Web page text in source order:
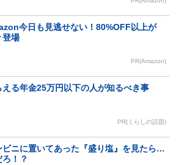
今日も見逃せない！80%OFF以上が
登場
PR(Amazon)
える年金25万円以下の人が知るべき事
PR(くらしの話題)
ビニに置いてあった『盛り塩』を見たら…
ろ！？